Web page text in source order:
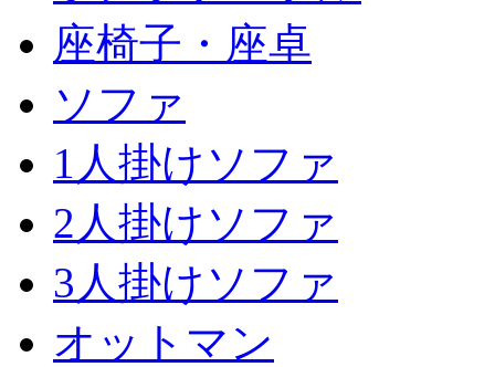
座椅子・座卓
ソファ
1人掛けソファ
2人掛けソファ
3人掛けソファ
オットマン